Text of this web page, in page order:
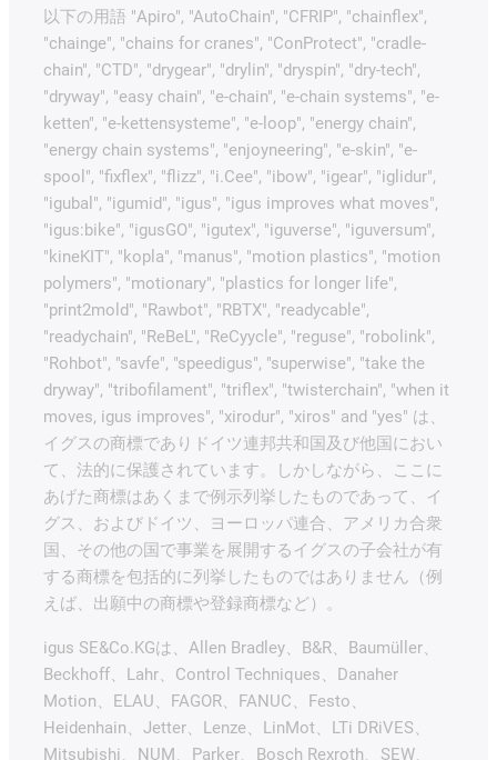
以下の用語 "Apiro", "AutoChain", "CFRIP", "chainflex",
"chainge", "chains for cranes", "ConProtect", "cradle-
chain", "CTD", "drygear", "drylin", "dryspin", "dry-tech",
"dryway", "easy chain", "e-chain", "e-chain systems", "e-
ketten", "e-kettensysteme", "e-loop", "energy chain",
"energy chain systems", "enjoyneering", "e-skin", "e-
spool", "fixflex", "flizz", "i.Cee", "ibow", "igear", "iglidur",
"igubal", "igumid", "igus", "igus improves what moves",
"igus:bike", "igusGO", "igutex", "iguverse", "iguversum",
"kineKIT", "kopla", "manus", "motion plastics", "motion
polymers", "motionary", "plastics for longer life",
"print2mold", "Rawbot", "RBTX", "readycable",
"readychain", "ReBeL", "ReCyycle", "reguse", "robolink",
"Rohbot", "savfe", "speedigus", "superwise", "take the
dryway", "tribofilament", "triflex", "twisterchain", "when it
moves, igus improves", "xirodur", "xiros" and "yes" は、
イグスの商標でありドイツ連邦共和国及び他国におい
て、法的に保護されています。しかしながら、ここに
あげた商標はあくまで例示列挙したものであって、イ
グス、およびドイツ、ヨーロッパ連合、アメリカ合衆
国、その他の国で事業を展開するイグスの子会社が有
する商標を包括的に列挙したものではありません（例
えば、出願中の商標や登録商標など）。
igus SE&Co.KGは、Allen Bradley、B&R、Baumüller、
Beckhoff、Lahr、Control Techniques、Danaher
Motion、ELAU、FAGOR、FANUC、Festo、
Heidenhain、Jetter、Lenze、LinMot、LTi DRiVES、
Mitsubishi、NUM、Parker、Bosch Rexroth、SEW、